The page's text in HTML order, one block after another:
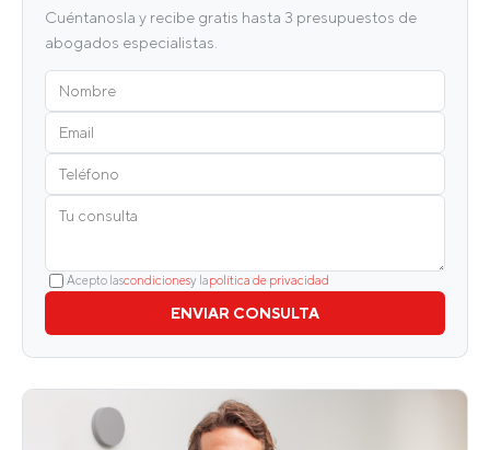
Cuéntanosla y recibe gratis hasta 3 presupuestos de
abogados especialistas.
Acepto lascondicionesy lapolítica de privacidad
ENVIAR CONSULTA